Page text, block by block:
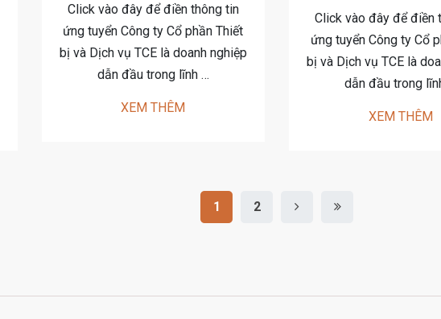
Click vào đây để điền thông tin
ứng tuyển Công ty Cổ phần Thiết
bị và Dịch vụ TCE là doanh nghiệp
dẫn đầu trong lĩnh …
XEM THÊM
Click vào đây để điền
ứng tuyển Công ty Cổ
bị và Dịch vụ TCE là
dẫn đầu trong
XEM THÊM
1 2